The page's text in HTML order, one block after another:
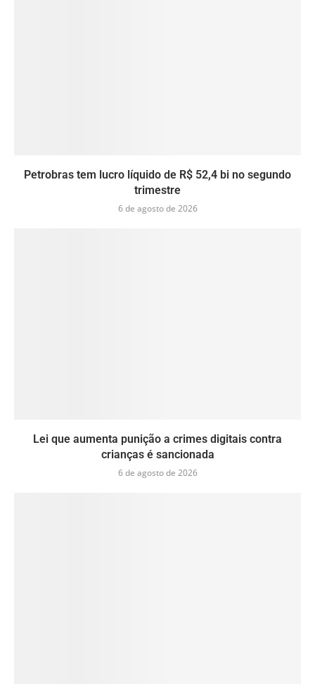
Petrobras tem lucro líquido de R$ 52,4 bi no segundo
trimestre
6 de agosto de 2026
Lei que aumenta punição a crimes digitais contra
crianças é sancionada
6 de agosto de 2026